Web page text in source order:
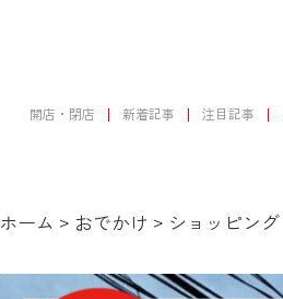
開店・閉店 新着記事 注目記事
ホーム > おでかけ > ショッピング